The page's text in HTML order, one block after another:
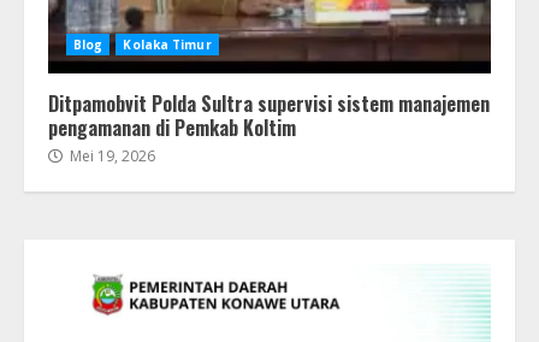
Blog Kolaka Timur
Ditpamobvit Polda Sultra supervisi sistem manajemen
pengamanan di Pemkab Koltim
Mei 19, 2026